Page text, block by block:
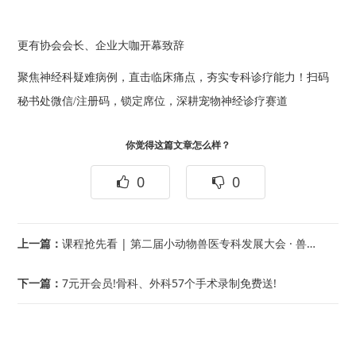
更有协会会长、企业大咖开幕致辞
聚焦神经科疑难病例，直击临床痛点，夯实专科诊疗能力！扫码
秘书处微信/注册码，锁定席位，深耕宠物神经诊疗赛道
你觉得这篇文章怎么样？
0 0
上一篇：课程抢先看 | 第二届小动物兽医专科发展大会 · 兽医外科（小动物）专科专场课程正式宣发！
下一篇：7元开会员!骨科、外科57个手术录制免费送!